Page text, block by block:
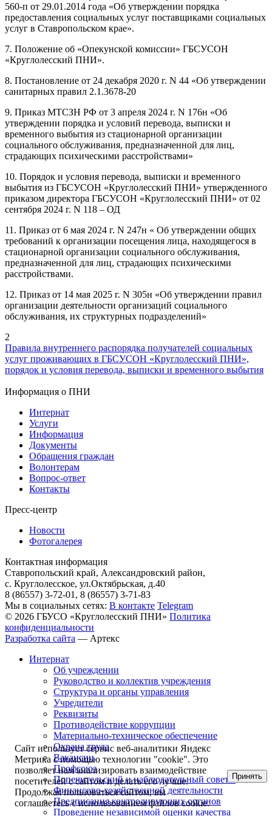
560-п от 29.01.2014 года «Об утверждении порядка
предоставления социальных услуг поставщиками социальных
услуг в Ставропольском крае».
7. Положение об «Опекунской комиссии» ГБСУСОН
«Круглолесский ПНИ».
8. Постановление от 24 декабря 2020 г. N 44 «Об утверждении
санитарных правил 2.1.3678-20
9. Приказ МТСЗН РФ от 3 апреля 2024 г. N 176н «Об
утверждении порядка и условий перевода, выписки и
временного выбытия из стационарной организации
социального обслуживания, предназначенной для лиц,
страдающих психическими расстройствами»
10. Порядок и условия перевода, выписки и временного
выбытия из ГБСУСОН «Круглолесский ПНИ» утвержденного
приказом директора ГБСУСОН «Круглолесский ПНИ» от 02
сентября 2024 г. N 118 – ОД
11. Приказ от 6 мая 2024 г. N 247н « Об утверждении общих
требований к организации посещения лица, находящегося в
стационарной организации социального обслуживания,
предназначенной для лиц, страдающих психическими
расстройствами.
12. Приказ от 14 мая 2025 г. N 305н «Об утверждении правил
организации деятельности организаций социального
обслуживания, их структурных подразделений»
2
Правила внутреннего распорядка получателей социальных
услуг проживающих в ГБСУСОН «Круглолесский ПНИ»,
порядок и условия перевода, выписки и временного выбытия
Информация о ПНИ
Интернат
Услуги
Информация
Документы
Обращения граждан
Волонтерам
Вопрос-ответ
Контакты
Пресс-центр
Новости
Фотогалерея
Контактная информация
Ставропольский край, Александровский район,
с. Круглолесское, ул.Октябрьская, д.40
8 (86557) 3-72-01, 8 (86557) 3-71-83
Мы в социальных сетях: В контакте Telegram
© 2026 ГБУСО «Круглолесский ПНИ» Политика
конфиденциальности
Разработка сайта — Артекс
Интернат
Об учреждении
Руководство и коллектив учреждения
Структура и органы управления
Учредители
Реквизиты
Противодействие коррупции
Материально-техническое обеспечение
Охрана труда
Вакансии
Профсоюз
Попечительский и наблюдательный советы
Финансово-хозяйственной деятельности
Предписания контролирующих органов
Проведение независимой оценки качества
Сайт использует сервис веб-аналитики Яндекс
Метрика с помощью технологии "cookie". Это
позволяет нам анализировать взаимодействие
посетителей с сайтом и делать его лучше.
Продолжая пользоваться сайтом, вы
соглашаетесь с использованием файлов cookie.
Принять